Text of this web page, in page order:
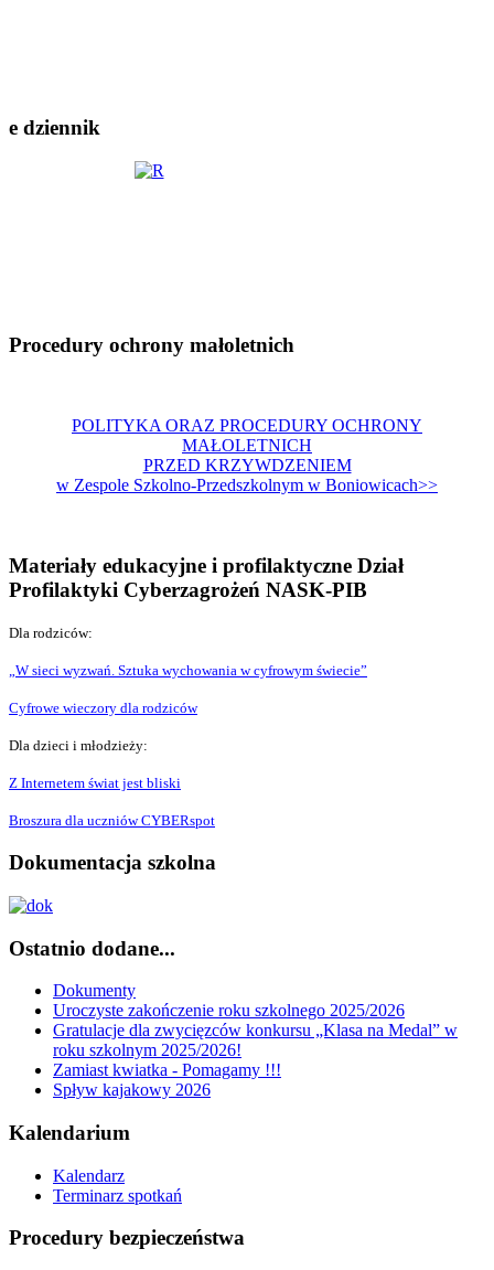
e dziennik
Procedury ochrony małoletnich
POLITYKA ORAZ PROCEDURY OCHRONY
MAŁOLETNICH
PRZED KRZYWDZENIEM
w Zespole Szkolno-Przedszkolnym w Boniowicach>>
Materiały edukacyjne i profilaktyczne Dział
Profilaktyki Cyberzagrożeń NASK-PIB
Dla rodziców:
„W sieci wyzwań. Sztuka wychowania w cyfrowym świecie”
Cyfrowe wieczory dla rodziców
Dla dzieci i młodzieży:
Z Internetem świat jest bliski
Broszura dla uczniów CYBERspot
Dokumentacja szkolna
Ostatnio dodane...
Dokumenty
Uroczyste zakończenie roku szkolnego 2025/2026
Gratulacje dla zwycięzców konkursu „Klasa na Medal” w
roku szkolnym 2025/2026!
Zamiast kwiatka - Pomagamy !!!
Spływ kajakowy 2026
Kalendarium
Kalendarz
Terminarz spotkań
Procedury bezpieczeństwa